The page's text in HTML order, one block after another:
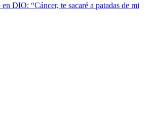
en DIO: “Cáncer, te sacaré a patadas de mi